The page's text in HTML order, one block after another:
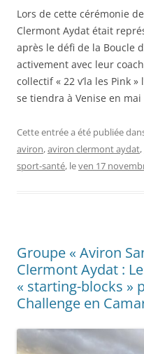
Lors de cette cérémonie
Clermont Aydat était
après le défi de la Boucle
activement avec leur
collectif « 22 v’la les Pink
se tiendra à Venise en mai
Cette entrée a été publiée
aviron,aviron clermont aydat,
sport-santé, leven 17
Groupe « Aviron
Clermont Aydat :
« starting-blocks »
Challenge en